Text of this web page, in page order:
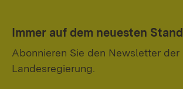
Immer auf dem neuesten Stand
Abonnieren Sie den Newsletter der
Landesregierung.